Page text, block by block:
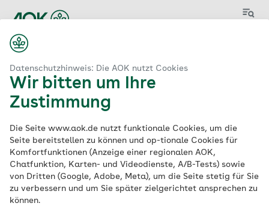
Datenschutzhinweis: Die AOK nutzt Cookies
Wir bitten um Ihre
Zustimmung
Die Seite www.aok.de nutzt funktionale Cookies, um die
Seite bereitstellen zu können und op-tionale Cookies für
Komfortfunktionen (Anzeige einer regionalen AOK,
Chatfunktion, Karten- und Videodienste, A/B-Tests) sowie
von Dritten (Google, Adobe, Meta), um die Seite stetig für Sie
zu verbessern und um Sie später zielgerichtet ansprechen zu
können.
Aktuelle
Stellenangeboteder
AOK